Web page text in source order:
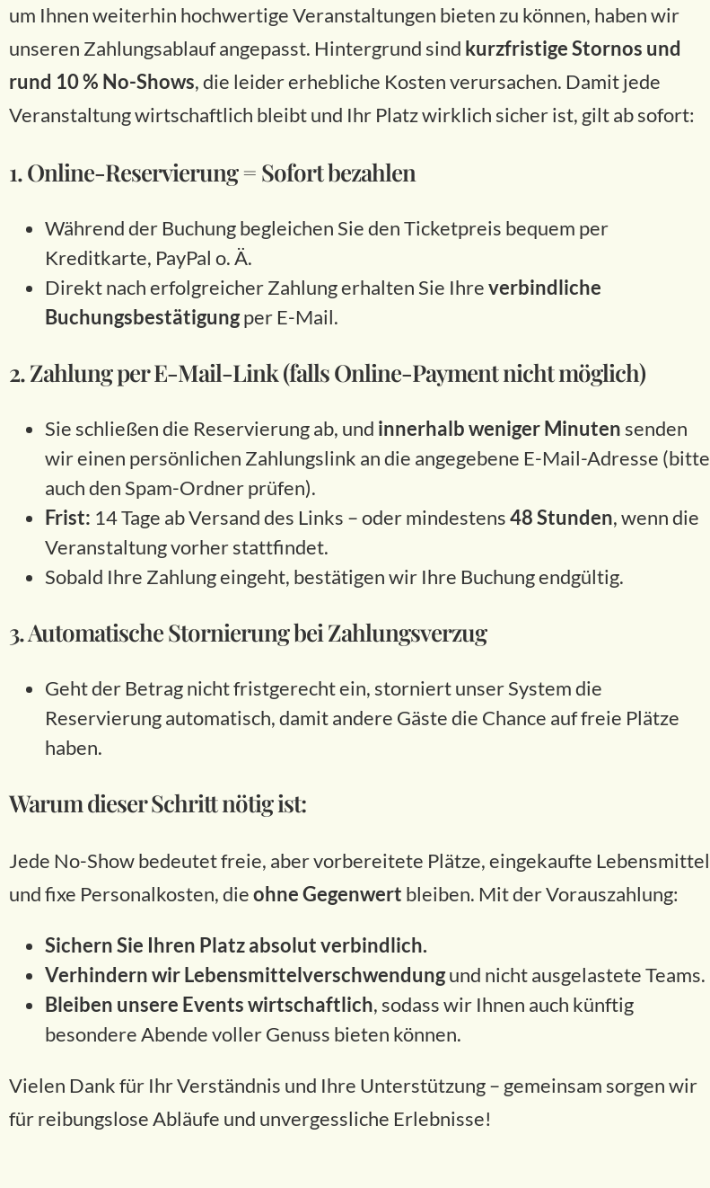
um Ihnen weiterhin hochwertige Veranstaltungen bieten zu können, haben wir
unseren Zahlungsablauf angepasst. Hintergrund sind kurzfristige Stornos und
rund 10 % No-Shows, die leider erhebliche Kosten verursachen. Damit jede
Veranstaltung wirtschaftlich bleibt und Ihr Platz wirklich sicher ist, gilt ab sofort:
1. Online-Reservierung = Sofort bezahlen
Während der Buchung begleichen Sie den Ticketpreis bequem per
Kreditkarte, PayPal o. Ä.
Direkt nach erfolgreicher Zahlung erhalten Sie Ihreverbindliche
Buchungsbestätigungper E-Mail.
2. Zahlung per E-Mail-Link (falls Online-Payment nicht möglich)
Sie schließen die Reservierung ab, und innerhalb weniger Minutensenden
wir einen persönlichen Zahlungslink an die angegebene E-Mail-Adresse (bitte
auch den Spam-Ordner prüfen).
Frist: 14 Tage ab Versand des Links – oder mindestens48 Stunden, wenn die
Veranstaltung vorher stattfindet.
Sobald Ihre Zahlung eingeht, bestätigen wir Ihre Buchung endgültig.
3. Automatische Stornierung bei Zahlungsverzug
Geht der Betrag nicht fristgerecht ein, storniert unser System die
Reservierung automatisch, damit andere Gäste die Chance auf freie Plätze
haben.
Warum dieser Schritt nötig ist:
Jede No-Show bedeutet freie, aber vorbereitete Plätze, eingekaufte Lebensmittel
und fixe Personalkosten, dieohne Gegenwert bleiben. Mit der Vorauszahlung:
Sichern Sie Ihren Platz absolut verbindlich.
Verhindern wir Lebensmittelverschwendungund nicht ausgelastete Teams.
Bleiben unsere Events wirtschaftlich, sodass wir Ihnen auch künftig
besondere Abende voller Genuss bieten können.
Vielen Dank für Ihr Verständnis und Ihre Unterstützung – gemeinsam sorgen wir
für reibungslose Abläufe und unvergessliche Erlebnisse!